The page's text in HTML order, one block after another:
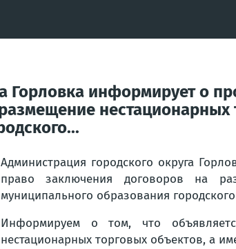
Горловка информирует о
нестационарных
Администрация городского округа
право заключения договоров на
муниципального образования
Информируем о том, что
нестационарных торговых объектов, а